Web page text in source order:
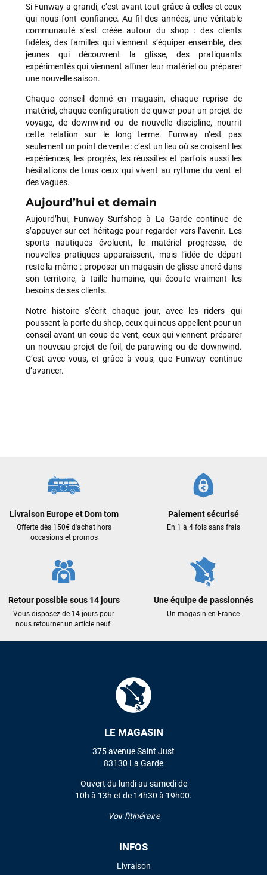
Si Funway a grandi, c’est avant tout grâce à celles et ceux
qui nous font confiance. Au fil des années, une véritable
communauté s’est créée autour du shop : des clients
fidèles, des familles qui viennent s’équiper ensemble, des
jeunes qui découvrent la glisse, des pratiquants
expérimentés qui viennent affiner leur matériel ou préparer
une nouvelle saison.
Chaque conseil donné en magasin, chaque reprise de
matériel, chaque configuration de quiver pour un projet de
voyage, de downwind ou de nouvelle discipline, nourrit
cette relation sur le long terme. Funway n’est pas
seulement un point de vente : c’est un lieu où se croisent les
expériences, les progrès, les réussites et parfois aussi les
hésitations de tous ceux qui vivent au rythme du vent et
des vagues.
Aujourd’hui et demain
Aujourd’hui, Funway Surfshop à La Garde continue de
s’appuyer sur cet héritage pour regarder vers l’avenir. Les
sports nautiques évoluent, le matériel progresse, de
nouvelles pratiques apparaissent, mais l’idée de départ
reste la même : proposer un magasin de glisse ancré dans
son territoire, à taille humaine, qui écoute vraiment les
besoins de ses clients.
Notre histoire s’écrit chaque jour, avec les riders qui
poussent la porte du shop, ceux qui nous appellent pour un
conseil avant un coup de vent, ceux qui viennent préparer
un nouveau projet de foil, de parawing ou de downwind.
C’est avec vous, et grâce à vous, que Funway continue
d’avancer.
Livraison Europe et Dom tom
Offerte dès 150€ d'achat hors
occasions et promos
Paiement sécurisé
En 1 à 4 fois sans frais
Retour possible sous 14 jours
Vous disposez de 14 jours pour
nous retourner un article neuf.
Une équipe de passionnés
Un magasin en France
LE MAGASIN
375 avenue Saint Just
83130 La Garde
Ouvert du lundi au samedi de
10h à 13h et de 14h30 à 19h00.
Voir l'itinéraire
INFOS
Livraison
François
il y a un mois
J’ai commandé un pack via leur site internet. À peine la
avec moi les caractéristiques des équipements, me conseiller
sur le matériel à choisir, et m’a même offert du matériel en
plus. Niveau réactivité, c’est au top : la commande est partie
le lendemain, et j’ai bien reçu tout le matériel dans un colis
propre et soigné. Plus qu’à tester ça sur l’eau ! Je
recommande vivement ce magasin pour son
professionnalisme et sa réactivité.
Sébastien BACHELIER
il y a un mois
Cela faisait 6 mois que je galérais à remplacer ma board eux
m'ont trouvé une pépite à laquelle je n'aurais jamais pensé !
Excellent conseil excellent prix et en plus super sympas. Merci
encore pour cette severne dyno !
J'ai acheté une voile d'occasion depuis Tahiti. Super service.
L'envoi a été rapide. La voile est arrivée en super état.
Mauruuru roa.